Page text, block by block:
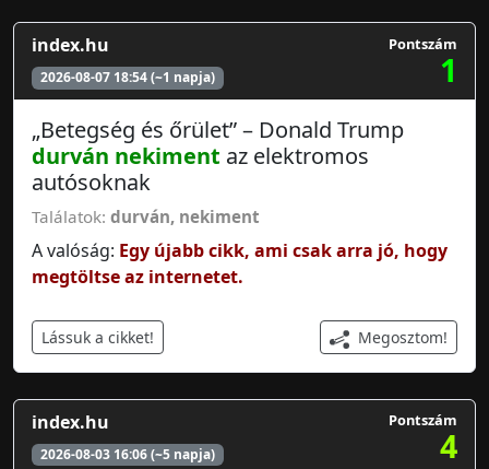
index.hu
2026-08-07 18:54 (~1 napja)
Pontszám
1
„Betegség és őrület” – Donald Trump
durván nekiment az elektromos
autósoknak
Találatok: durván, nekiment
A valóság: Egy újabb cikk, ami csak arra jó, hogy
megtöltse az internetet.
Lássuk a cikket! Megosztom!
index.hu
2026-08-03 16:06 (~5 napja)
Pontszám
4